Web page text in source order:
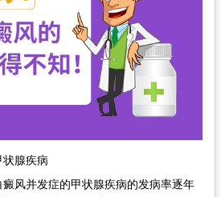
腺疾病
并发症的甲状腺疾病的发病率逐年